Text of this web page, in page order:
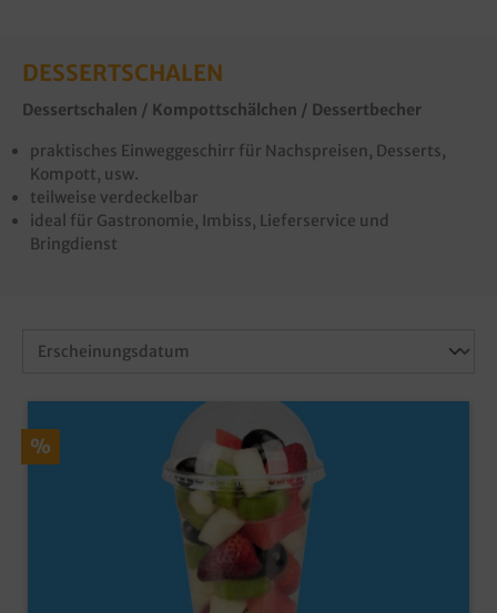
DESSERTSCHALEN
Dessertschalen / Kompottschälchen / Dessertbecher
praktisches Einweggeschirr für Nachspreisen, Desserts,
Kompott, usw.
teilweise verdeckelbar
ideal für Gastronomie, Imbiss, Lieferservice und
Bringdienst
%